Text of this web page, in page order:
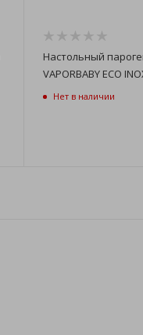
Настольный
VAPORBABY ECO
Нет в наличии